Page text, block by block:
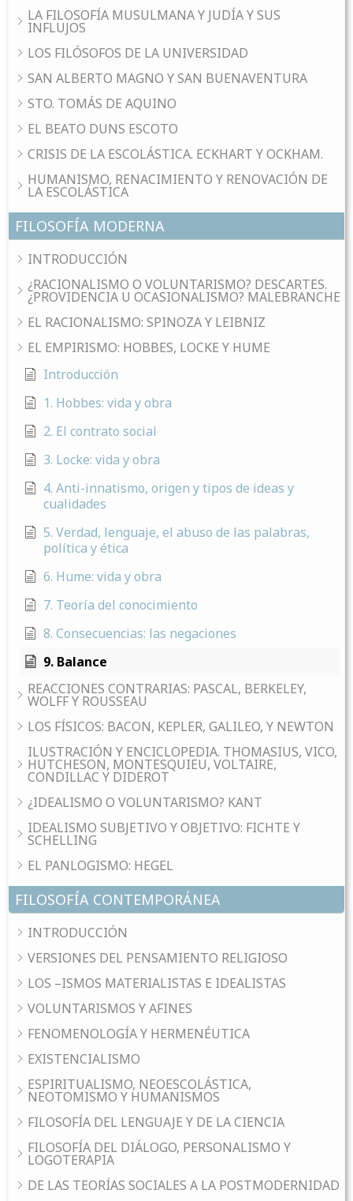
LA FILOSOFÍA MUSULMANA Y JUDÍA Y SUS
INFLUJOS
LOS FILÓSOFOS DE LA UNIVERSIDAD
SAN ALBERTO MAGNO Y SAN BUENAVENTURA
STO. TOMÁS DE AQUINO
EL BEATO DUNS ESCOTO
CRISIS DE LA ESCOLÁSTICA. ECKHART Y OCKHAM.
HUMANISMO, RENACIMIENTO Y RENOVACIÓN DE
LA ESCOLÁSTICA
FILOSOFÍA MODERNA
INTRODUCCIÓN
¿RACIONALISMO O VOLUNTARISMO? DESCARTES.
¿PROVIDENCIA U OCASIONALISMO? MALEBRANCHE
EL RACIONALISMO: SPINOZA Y LEIBNIZ
EL EMPIRISMO: HOBBES, LOCKE Y HUME
Introducción
1. Hobbes: vida y obra
2. El contrato social
3. Locke: vida y obra
4. Anti-innatismo, origen y tipos de ideas y
cualidades
5. Verdad, lenguaje, el abuso de las palabras,
política y ética
6. Hume: vida y obra
7. Teoría del conocimiento
8. Consecuencias: las negaciones
9. Balance
REACCIONES CONTRARIAS: PASCAL, BERKELEY,
WOLFF Y ROUSSEAU
LOS FÍSICOS: BACON, KEPLER, GALILEO, Y NEWTON
ILUSTRACIÓN Y ENCICLOPEDIA. THOMASIUS, VICO,
HUTCHESON, MONTESQUIEU, VOLTAIRE,
CONDILLAC Y DIDEROT
¿IDEALISMO O VOLUNTARISMO? KANT
IDEALISMO SUBJETIVO Y OBJETIVO: FICHTE Y
SCHELLING
EL PANLOGISMO: HEGEL
FILOSOFÍA CONTEMPORÁNEA
INTRODUCCIÓN
VERSIONES DEL PENSAMIENTO RELIGIOSO
LOS –ISMOS MATERIALISTAS E IDEALISTAS
VOLUNTARISMOS Y AFINES
FENOMENOLOGÍA Y HERMENÉUTICA
EXISTENCIALISMO
ESPIRITUALISMO, NEOESCOLÁSTICA,
NEOTOMISMO Y HUMANISMOS
FILOSOFÍA DEL LENGUAJE Y DE LA CIENCIA
FILOSOFÍA DEL DIÁLOGO, PERSONALISMO Y
LOGOTERAPIA
DE LAS TEORÍAS SOCIALES A LA POSTMODERNIDAD